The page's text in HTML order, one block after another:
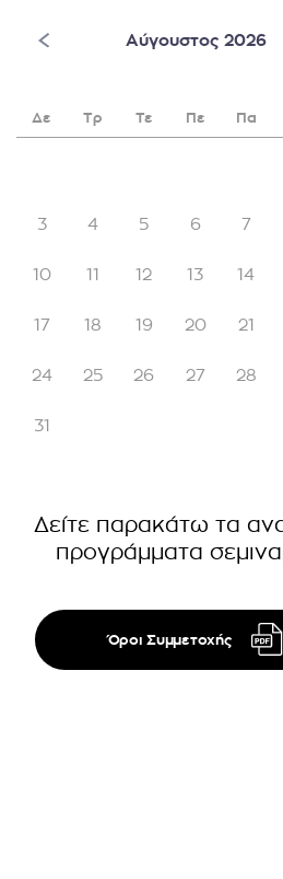
Αύγουστος 2026
Δε Τρ Τε Πε Πα
3 4 5 6 7
10 11 12 13 14
17 18 19 20 21
24 25 26 27 28
31
Δείτε παρακάτω τα
προγράμματα
Όροι Συμμετοχής